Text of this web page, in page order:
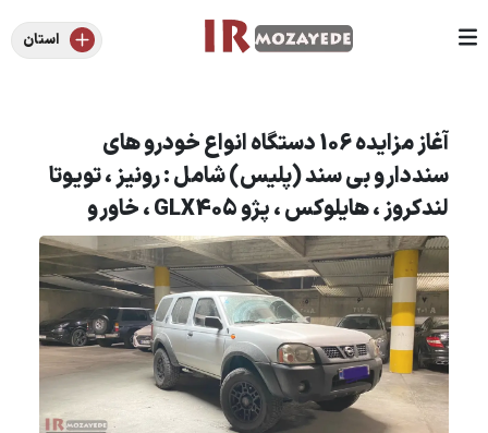
استان
آغاز مزایده 106 دستگاه انواع خودرو های
سنددار و بی سند (پلیس) شامل : رونیز ، تویوتا
لندکروز ، هایلوکس ، پژو GLX405 ، خاور و